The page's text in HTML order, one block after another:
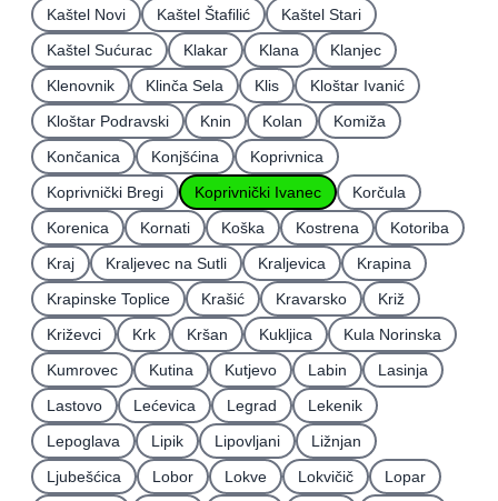
Kaštel Novi
Kaštel Štafilić
Kaštel Stari
Kaštel Sućurac
Klakar Klana
Klanjec
Klenovnik
Klinča Sela Klis
Kloštar Ivanić
Kloštar Podravski
Knin Kolan
Komiža
Končanica
Konjšćina
Koprivnica
Koprivnički Bregi
Koprivnički Ivanec
Korčula
Korenica
Kornati Koška Kostrena
Kotoriba
Kraj
Kraljevec na Sutli Kraljevica
Krapina
Krapinske Toplice
Krašić Kravarsko
Križ
Križevci
Krk Kršan Kukljica
Kula Norinska
Kumrovec
Kutina Kutjevo Labin
Lasinja
Lastovo
Lećevica Legrad
Lekenik
Lepoglava
Lipik Lipovljani
Ližnjan
Ljubešćica
Lobor Lokve Lokvičič
Lopar